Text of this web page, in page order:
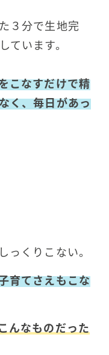
３分で生地完
ています。
こなすだけで精
く、毎日があっ
っくりこない。
育てさえもこな
んなものだった